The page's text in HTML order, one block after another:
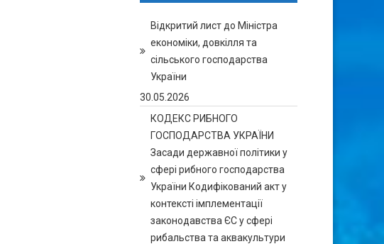
Відкритий лист до Міністра
економіки, довкілля та
сільського господарства
України
30.05.2026
КОДЕКС РИБНОГО
ГОСПОДАРСТВА УКРАЇНИ
Засади державної політики у
сфері рибного господарства
України Кодифікований акт у
контексті імплементації
законодавства ЄС у сфері
рибальства та аквакультури